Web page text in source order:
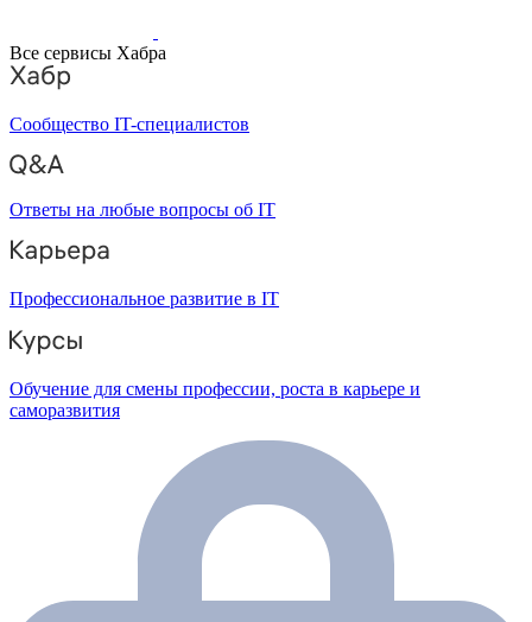
Все сервисы Хабра
Сообщество IT-специалистов
Ответы на любые вопросы об IT
Профессиональное развитие в IT
Обучение для смены профессии, роста в карьере и
саморазвития